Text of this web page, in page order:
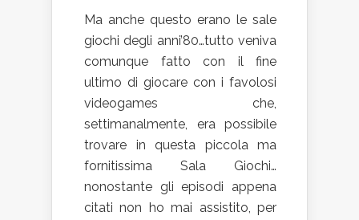
Ma anche questo erano le sale
giochi degli anni’80…tutto veniva
comunque fatto con il fine
ultimo di giocare con i favolosi
videogames che,
settimanalmente, era possibile
trovare in questa piccola ma
fornitissima Sala Giochi…
nonostante gli episodi appena
citati non ho mai assistito, per